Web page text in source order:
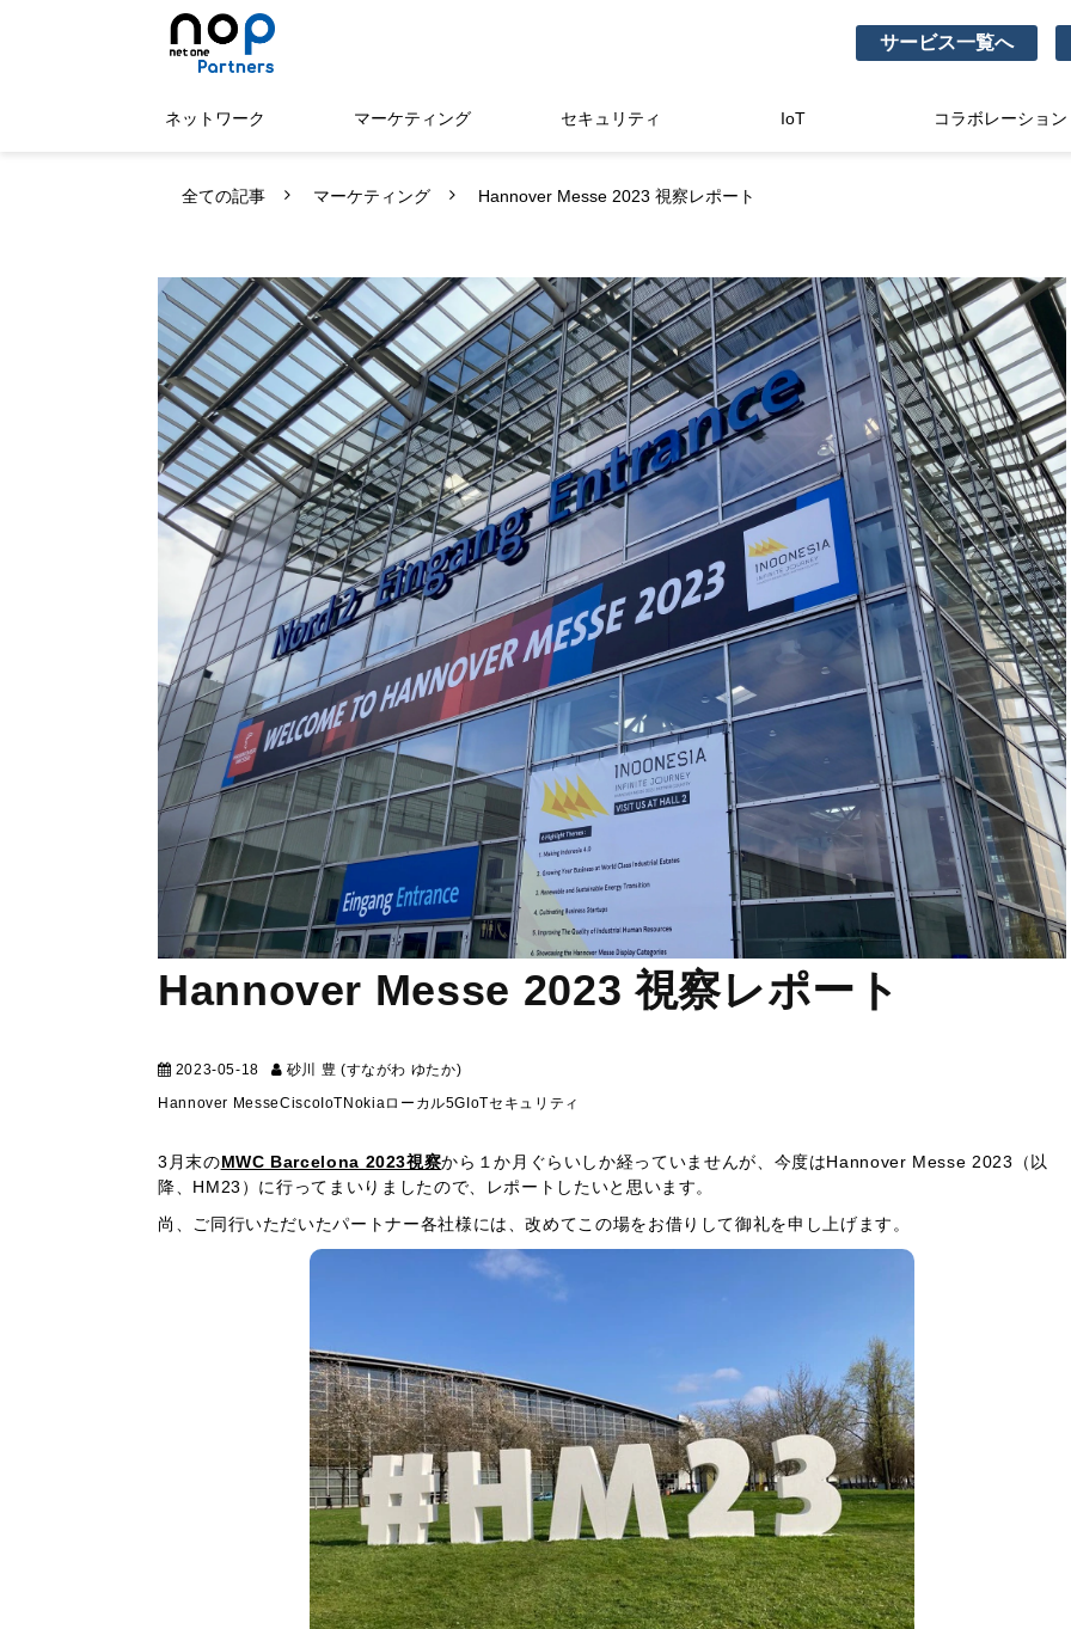
サービス一覧へ
ネットワーク マーケティング セキュリティ IoT コラボレーション
全ての記事 マーケティング Hannover Messe 2023 視察レポート
Hannover Messe 2023 視察レポート
2023-05-18 砂川 豊 (すながわ ゆたか)
Hannover MesseCisco IoT Nokiaローカル5G IoTセキュリティ
3月末のMWC Barcelona 2023視察から１か月ぐらいしか経っていませんが、今度はHannover Messe 2023（以
降、HM23）に行ってまいりましたので、レポートしたいと思います。
尚、ご同行いただいたパートナー各社様には、改めてこの場をお借りして御礼を申し上げます。